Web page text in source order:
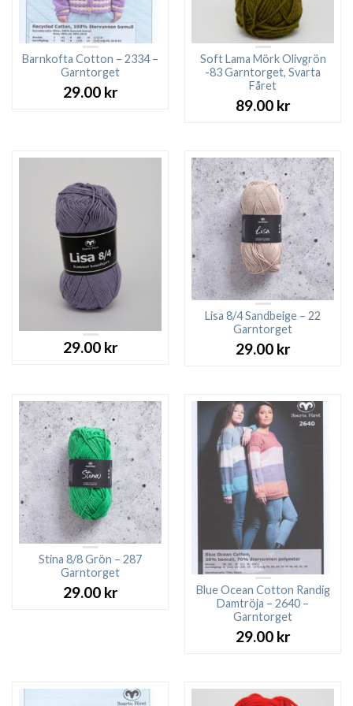
Barnkofta Cotton – 2334 –
Garntorget
29.00 kr
Soft Lama Mörk Olivgrön
-83 Garntorget, Svarta
Fåret
89.00 kr
29.00 kr
Lisa 8/4 Sandbeige – 22
Garntorget
29.00 kr
Stina 8/8 Grön – 287
Garntorget
29.00 kr
Blue Ocean Cotton Randig
Damtröja – 2640 –
Garntorget
29.00 kr